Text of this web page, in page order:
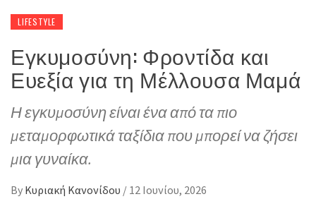
LIFESTYLE
Εγκυμοσύνη: Φροντίδα και
Ευεξία για τη Μέλλουσα Μαμά
Η εγκυμοσύνη είναι ένα από τα πιο
μεταμορφωτικά ταξίδια που μπορεί να ζήσει
μια γυναίκα.
By Κυριακή Κανονίδου / 12 Ιουνίου, 2026